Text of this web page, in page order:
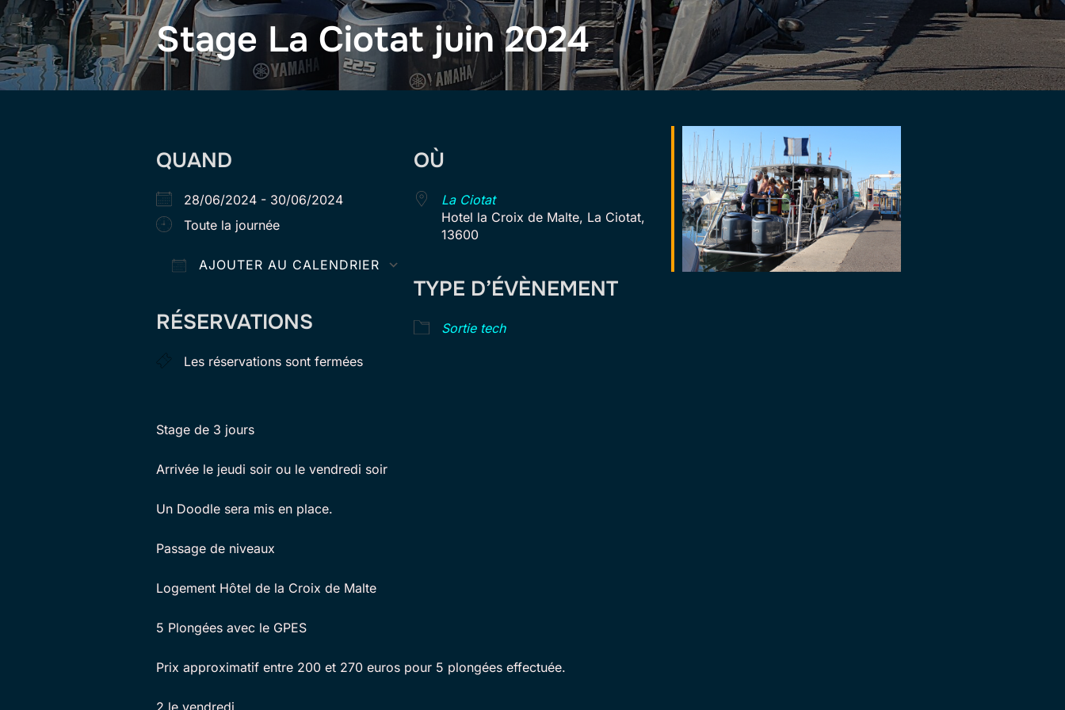
Stage La Ciotat juin 2024
QUAND
28/06/2024 - 30/06/2024
Toute la journée
AJOUTER AU CALENDRIER
Calendrier Google
RÉSERVATIONS
Les réservations sont fermées
OÙ
La Ciotat
Hotel la Croix de Malte, La Ciotat,
13600
TYPE D’ÉVÈNEMENT
Sortie tech
Stage de 3 jours
Arrivée le jeudi soir ou le vendredi soir
Un Doodle sera mis en place.
Passage de niveaux
Logement Hôtel de la Croix de Malte
5 Plongées avec le GPES
Prix approximatif entre 200 et 270 euros pour 5 plongées effectuée.